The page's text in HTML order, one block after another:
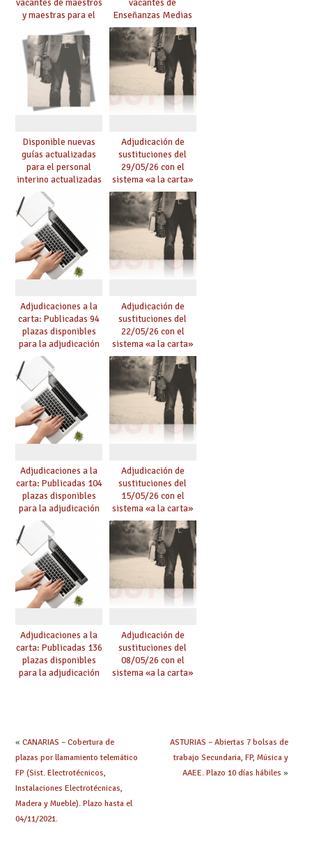
vacantes de maestros
y maestras para el
curso 26-27
vacantes de
Enseñanzas Medias
para el curso 26-27
Disponible nuevas
guías actualizadas
para el personal
interino actualizadas
para el curso 26/27
Adjudicación de
sustituciones del
29/05/26 con el
sistema «a la carta»
conseguido con el
Acuerdo de Mejoras
Adjudicaciones a la
carta: Publicadas 94
plazas disponibles
para la adjudicación
de mañana y abierto
plazo de solicitudes
Adjudicación de
sustituciones del
22/05/26 con el
sistema «a la carta»
conseguido con el
Acuerdo de Mejoras
Adjudicaciones a la
carta: Publicadas 104
plazas disponibles
para la adjudicación
de mañana y abierto
plazo de solicitudes
Adjudicación de
sustituciones del
15/05/26 con el
sistema «a la carta»
conseguido con el
Acuerdo de Mejoras
Adjudicaciones a la
carta: Publicadas 136
plazas disponibles
para la adjudicación
Adjudicación de
sustituciones del
08/05/26 con el
sistema «a la carta»
« CANARIAS – Cobertura de
plazas por llamamiento telemático
FP (Sist. Electrotécnicos,
Instalaciones Electrotécnicas,
Madera y Mueble). Plazo hasta el
04/11/2021.
ASTURIAS – Abiertas 7 bolsas de
trabajo Secundaria, FP, Música y
AAEE. Plazo 10 días hábiles »